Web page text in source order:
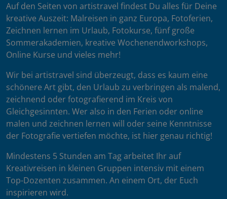
Auf den Seiten von artistravel findest Du alles für Deine
kreative Auszeit: Malreisen in ganz Europa, Fotoferien,
Zeichnen lernen im Urlaub, Fotokurse, fünf große
Sommerakademien, kreative Wochenendworkshops,
Online Kurse und vieles mehr!
Wir bei artistravel sind überzeugt, dass es kaum eine
schönere Art gibt, den Urlaub zu verbringen als malend,
zeichnend oder fotografierend im Kreis von
Gleichgesinnten. Wer also in den Ferien oder online
malen und zeichnen lernen will oder seine Kenntnisse
der Fotografie vertiefen möchte, ist hier genau richtig!
Mindestens 5 Stunden am Tag arbeitet Ihr auf
Kreativreisen in kleinen Gruppen intensiv mit einem
Top-Dozenten zusammen. An einem Ort, der Euch
inspirieren wird.